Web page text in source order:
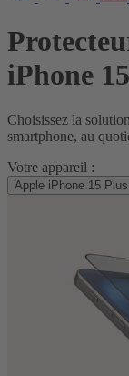
iPhone
Choisissez la
smartphone, au
Votre appareil :
Apple iPhone 15 Plus